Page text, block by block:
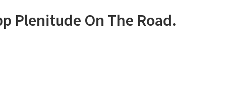
Plenitude On The Road.